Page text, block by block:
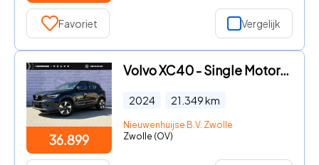
Favoriet Vergelijk
36.899
Volvo XC40 - Single Motor Core 69 kWh | Achteruitrijcamera | Parkeersenso
2024 21.349km
Nieuwenhuijse B.V. Zwolle
Zwolle (OV)